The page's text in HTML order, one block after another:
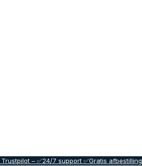
– ✅24/7 support ✅Gratis afbestilling